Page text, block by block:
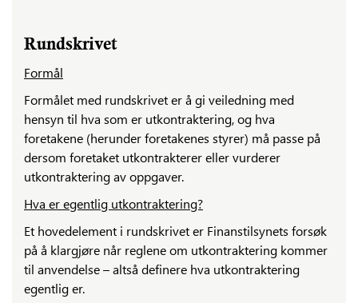
Rundskrivet
Formål
Formålet med rundskrivet er å gi veiledning med
hensyn til hva som er utkontraktering, og hva
foretakene (herunder foretakenes styrer) må passe på
dersom foretaket utkontrakterer eller vurderer
utkontraktering av oppgaver.
Hva er egentlig utkontraktering?
Et hovedelement i rundskrivet er Finanstilsynets forsøk
på å klargjøre når reglene om utkontraktering kommer
til anvendelse – altså definere hva utkontraktering
egentlig er.